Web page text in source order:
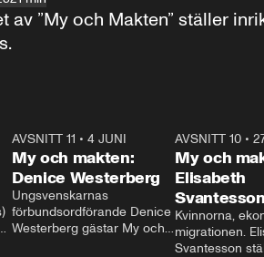
av ”My och Makten” ställer
23:40
AVSNITT 11 •4 JUNI
My och makten:
Denice Westerberg
Ungsvenskarnas
förbundsordförande Denice
Westerberg gästar My och
AVSNITT 10 •
My och
Elisabeth
Svantesson
Kvinnorna,
migrationen.
Svantesson